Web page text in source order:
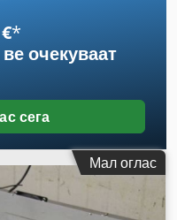
*
ве очекуваат
сега
Мал оглас